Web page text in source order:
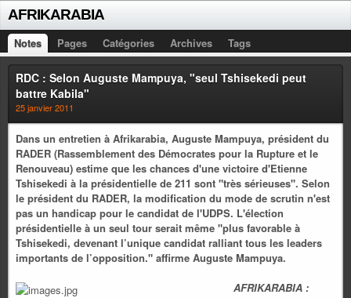
AFRIKARABIA
Notes Pages Catégories Archives Tags
RDC : Selon Auguste Mampuya, "seul Tshisekedi peut
battre Kabila"
25 janvier 2011
Dans un entretien à Afrikarabia, Auguste Mampuya, président du
RADER (Rassemblement des Démocrates pour la Rupture et le
Renouveau) estime que les chances d'une victoire d'Etienne
Tshisekedi à la présidentielle de 211 sont "très sérieuses". Selon
le président du RADER, la modification du mode de scrutin n'est
pas un handicap pour le candidat de l'UDPS. L'élection
présidentielle à un seul tour serait même "plus favorable à
Tshisekedi, devenant l’unique candidat ralliant tous les leaders
importants de l’opposition." affirme Auguste Mampuya.
AFRIKARABIA :